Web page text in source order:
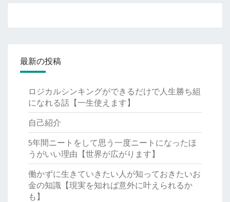
最新の投稿
ロジカルシンキングができるだけで人生勝ち組
になれる話【一生使えます】
自己紹介
5年間ニートをして思う一度ニートになったほ
うがいい理由【世界が広がります】
働かずに生きていきたい人が知っておきたいお
金の知識【現実を知れば意外に叶えられるか
も】